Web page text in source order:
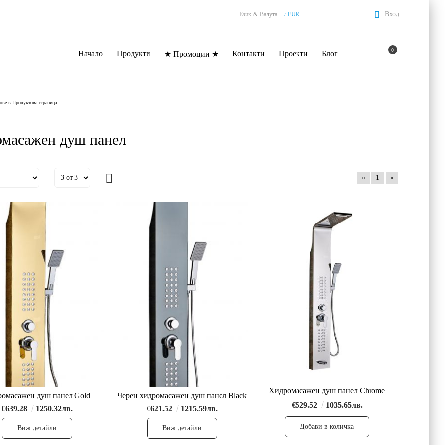
Език & Валута: / EUR Вход
0
Начало Продукти ★ Промоции ★ Контакти Проекти Блог
в Продуктова страница
душ панел
« 1 »
душ панел Gold
€639.28
1250.32лв.
Виж детайли
Черен хидромасажен душ панел Black
€621.52
1215.59лв.
Виж детайли
Хидромасажен душ панел Chrome
€529.52
1035.65лв.